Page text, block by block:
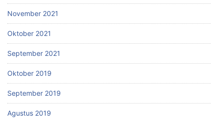
November 2021
Oktober 2021
September 2021
Oktober 2019
September 2019
Agustus 2019